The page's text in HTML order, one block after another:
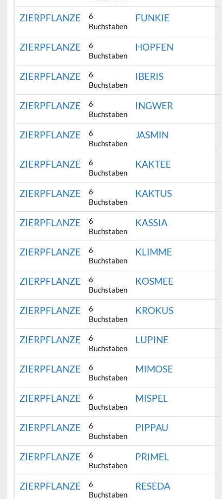
ZIERPFLANZE
6
Buchstaben
FUNKIE
ZIERPFLANZE
6
Buchstaben
HOPFEN
ZIERPFLANZE
6
Buchstaben
IBERIS
ZIERPFLANZE
6
Buchstaben
INGWER
ZIERPFLANZE
6
Buchstaben
JASMIN
ZIERPFLANZE
6
Buchstaben
KAKTEE
ZIERPFLANZE
6
Buchstaben
KAKTUS
ZIERPFLANZE
6
Buchstaben
KASSIA
ZIERPFLANZE
6
Buchstaben
KLIMME
ZIERPFLANZE
6
Buchstaben
KOSMEE
ZIERPFLANZE
6
Buchstaben
KROKUS
ZIERPFLANZE
6
Buchstaben
LUPINE
ZIERPFLANZE
6
Buchstaben
MIMOSE
ZIERPFLANZE
6
Buchstaben
MISPEL
ZIERPFLANZE
6
Buchstaben
PIPPAU
ZIERPFLANZE
6
Buchstaben
PRIMEL
ZIERPFLANZE
6
Buchstaben
RESEDA